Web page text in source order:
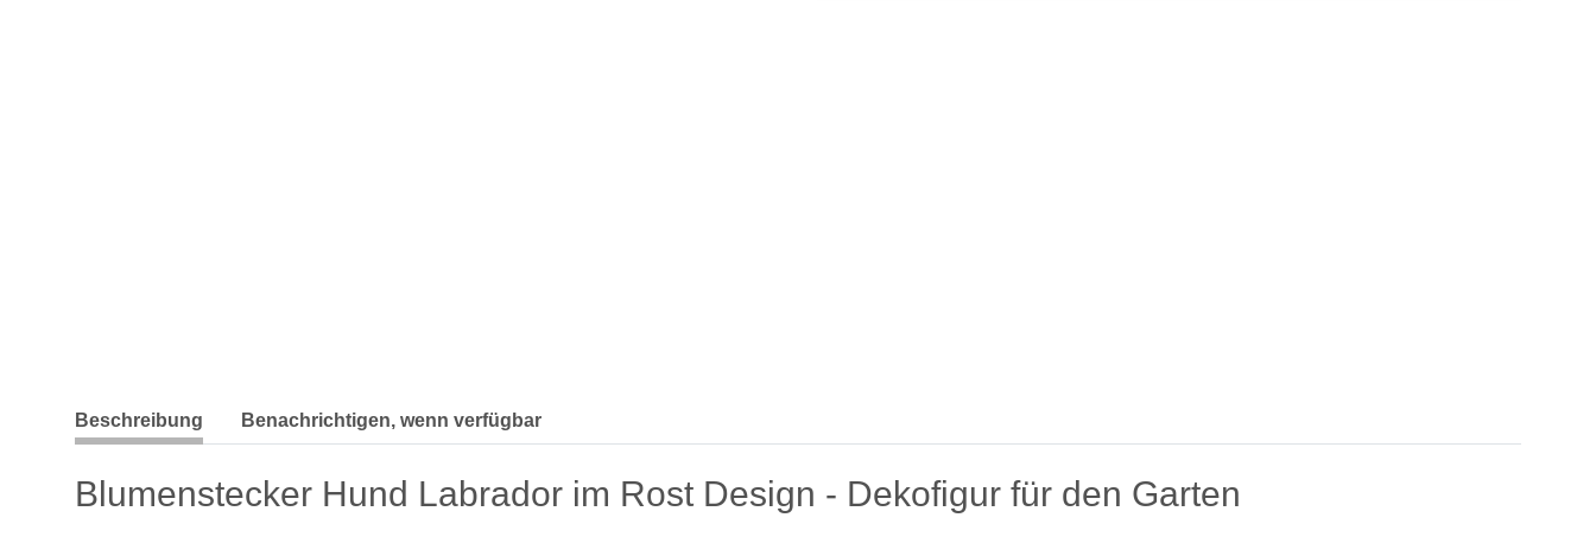
weitere Registerkarten anzeigen
Beschreibung Benachrichtigen, wenn verfügbar
Blumenstecker Hund Labrador im Rost Design - Dekofigur für den Garten